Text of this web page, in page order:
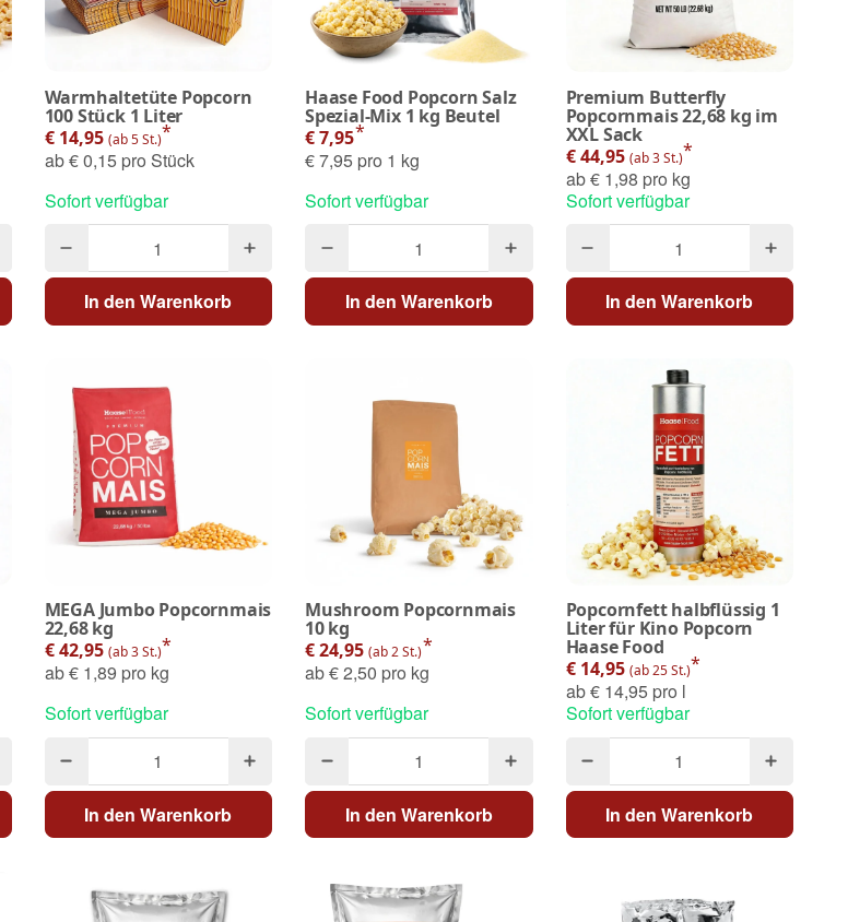
Warmhaltetüte Popcorn
100 Stück 1 Liter
€ 14,95 (ab 5 St.)*
ab€ 0,15 pro Stück
Sofort verfügbar
In den Warenkorb
Haase Food Popcorn Salz
Spezial-Mix 1 kg Beutel
€ 7,95*
€ 7,95 pro 1 kg
Sofort verfügbar
In den Warenkorb
Premium Butterfly
Popcornmais 22,68 kg im
XXL Sack
€ 44,95 (ab 3 St.)*
ab€ 1,98 pro kg
Sofort verfügbar
In den Warenkorb
MEGA Jumbo Popcornmais
22,68 kg
€ 42,95 (ab 3 St.)*
ab€ 1,89 pro kg
Sofort verfügbar
In den Warenkorb
Mushroom Popcornmais
10 kg
€ 24,95 (ab 2 St.)*
ab€ 2,50 pro kg
Sofort verfügbar
In den Warenkorb
Popcornfett halbflüssig 1
Liter für Kino Popcorn
Haase Food
€ 14,95 (ab 25 St.)*
ab€ 14,95 pro l
Sofort verfügbar
In den Warenkorb